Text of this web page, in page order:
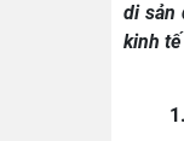
di sản
kinh